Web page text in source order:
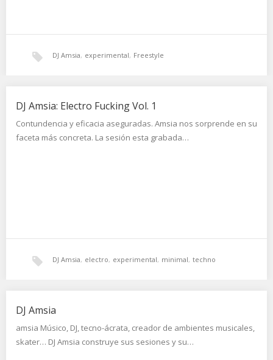
DJ Amsia, experimental, Freestyle
DJ Amsia: Electro Fucking Vol. 1
Contundencia y eficacia aseguradas. Amsia nos sorprende en su
faceta más concreta. La sesión esta grabada…
DJ Amsia, electro, experimental, minimal, techno
DJ Amsia
amsia Músico, DJ, tecno-ácrata, creador de ambientes musicales,
skater… DJ Amsia construye sus sesiones y su…